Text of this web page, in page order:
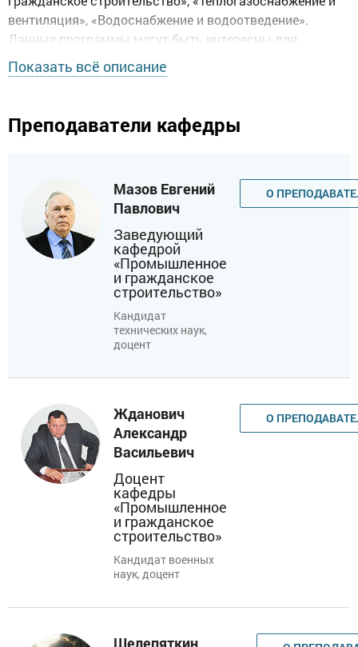
вентиляция», «Водоснабжение и водоотведение».
Данные программы могут быть интересны для
специалистов, ориентированных на работу в
строительных организациях на должностях:
руководителя, специалиста, прораба, сметчика и др., а
также тех, кто стремится к профессиональному и
Поступившие на обучение по программе
переподготовки проходят обязательный цикл
строительных дисциплин: основы архитектуры, основы
организации и управления, основания и фундаменты,
строительные конструкции и материалы,
технологические процессы, инженерные системы
специализированные дисциплины по выбору:
монолитное домостроение, реконструкция зданий,
проектами и др.
В период обучения слушатели имеют возможность
принимать участие в работе научно-практических
семинаров, презентациях строительных фирм и
специализированных выставок.
Для слушателей, обучающихся по программам
кафедры, разработан ряд учебно-методических
комплексов. В рамках обучения слушатели имеют
возможность ознакомиться и при желании обучиться
MS Project, Spider Project по сметному делу - Smeta. ru ,
Показать всё описание
Преподаватели кафедры
Мазов Евгений
Павлович
Заведующий
кафедрой
«Промышленное
и гражданское
строительство»
Кандидат
технических наук,
доцент
О
Жданович
Александр
Васильевич
Доцент
кафедры
«Промышленное
и гражданское
строительство»
Кандидат военных
наук, доцент
О
Шелепяткин